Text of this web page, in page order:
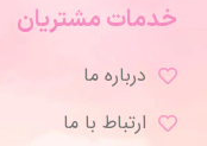
خدمات مشتریان
درباره ما
ارتباط با ما